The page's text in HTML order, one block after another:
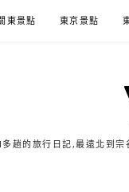
東景點 東京景點
趟的旅行日記,最遠北到